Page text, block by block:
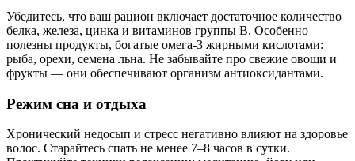
Убедитесь, что ваш рацион включает достаточное количество
белка, железа, цинка и витаминов группы B. Особенно
полезны продукты, богатые омега-3 жирными кислотами:
рыба, орехи, семена льна. Не забывайте про свежие овощи и
фрукты — они обеспечивают организм антиоксидантами.
Режим сна и отдыха
Хронический недосып и стресс негативно влияют на здоровье
волос. Старайтесь спать не менее 7–8 часов в сутки.